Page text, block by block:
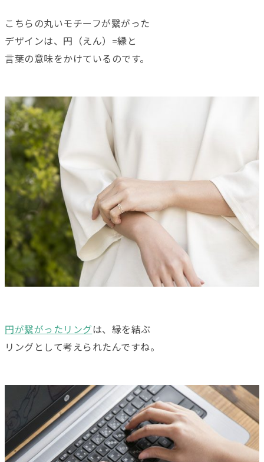
こちらの丸いモチーフが繋がった
デザインは、円（えん）=縁と
言葉の意味をかけているのです。
円が繋がったリングは、縁を結ぶ
リングとして考えられたんですね。